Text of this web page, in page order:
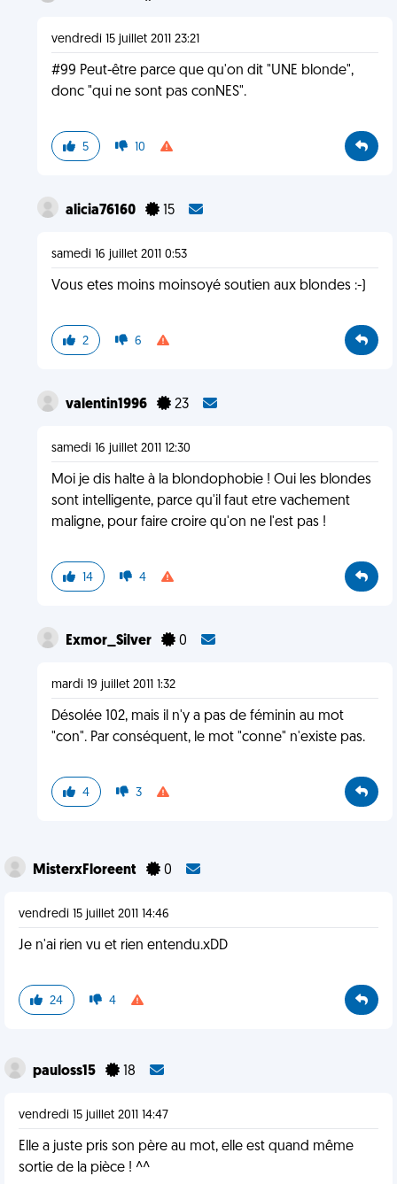
vendredi 15 juillet 2011 23:21
#99 Peut-être parce que qu'on dit "UNE blonde",
donc "qui ne sont pas conNES".
5 10
alicia76160 15
samedi 16 juillet 2011 0:53
Vous etes moins moinsoyé soutien aux blondes :-)
2 6
valentin1996 23
samedi 16 juillet 2011 12:30
Moi je dis halte à la blondophobie ! Oui les blondes
sont intelligente, parce qu'il faut etre vachement
maligne, pour faire croire qu'on ne l'est pas !
14 4
Exmor_Silver 0
mardi 19 juillet 2011 1:32
Désolée 102, mais il n'y a pas de féminin au mot
"con". Par conséquent, le mot "conne" n'existe pas.
4 3
MisterxFloreent 0
vendredi 15 juillet 2011 14:46
Je n'ai rien vu et rien entendu.xDD
24 4
pauloss15 18
vendredi 15 juillet 2011 14:47
Elle a juste pris son père au mot, elle est quand même
sortie de la pièce ! ^^